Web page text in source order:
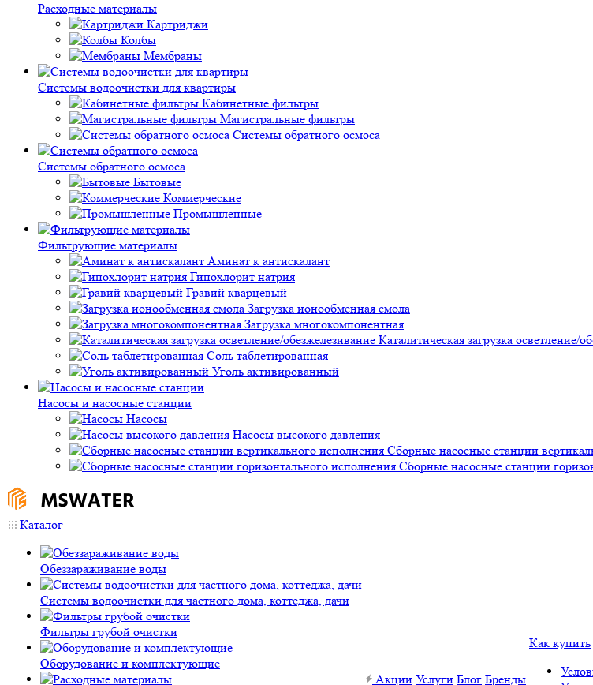
Расходные материалы
Картриджи
Колбы
Мембраны
Системы водоочистки для квартиры
Кабинетные фильтры
Магистральные фильтры
Системы обратного осмоса
Системы обратного осмоса
Бытовые
Коммерческие
Промышленные
Фильтрующие материалы
Аминат к антискалант
Гипохлорит натрия
Гравий кварцевый
Загрузка ионообменная смола
Загрузка многокомпонентная
Каталитическая загрузка осветление/
Соль таблетированная
Уголь активированный
Насосы и насосные станции
Насосы
Насосы высокого давления
Сборные насосные станции
Сборные насосные станции
Каталог
Обеззараживание воды
Системы водоочистки для частного дома, коттеджа, дачи
Фильтры грубой очистки
Оборудование и комплектующие
Акции Услуги Блог Бренды
Как купить